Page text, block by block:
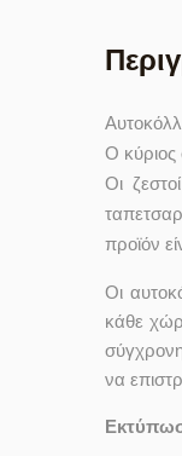
Ο κύριος
Οι
προϊόν
Οι
κάθε
να